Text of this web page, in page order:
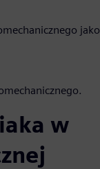
jako
w